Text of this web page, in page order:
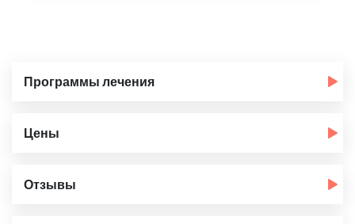
Программы лечения
Цены
Отзывы